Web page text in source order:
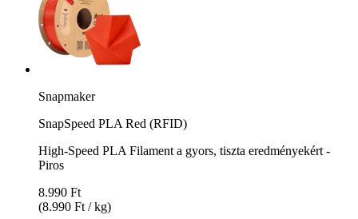
Snapmaker
SnapSpeed PLA Red (RFID)
High-Speed PLA Filament a gyors, tiszta eredményekért -
Piros
8.990 Ft
(8.990 Ft / kg)